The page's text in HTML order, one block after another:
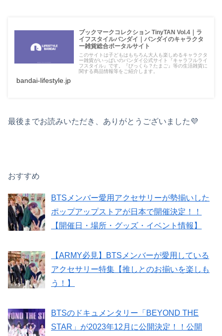
ブックマークコレクション TinyTAN Vol.4｜ラ
イフスタイルバンダイ｜バンダイのキャラクタ
ー雑貨総合ポータルサイト
このサイトは子どもはもちろん大人も楽しめるキャラクタ
ー雑貨がいっぱいのバンダイ公式サイト『キャラフルライ
フスタイル』です。『びっくら？たまご』等の生活雑貨に
関する商品情報等をご紹介します。
bandai-lifestyle.jp
最後までお読みいただき、ありがとうございました💜
おすすめ
BTSメンバー愛用アクセサリーが勢揃いした
ポップアップストアが日本で開催決定！！
【開催日・場所・グッズ・イベント情報】
【ARMY必見】BTSメンバーが愛用している
アクセサリー特集【推しとのお揃いを楽しも
う！】
BTSのドキュメンタリー「BEYOND THE
STAR」が2023年12月に公開決定！！公開